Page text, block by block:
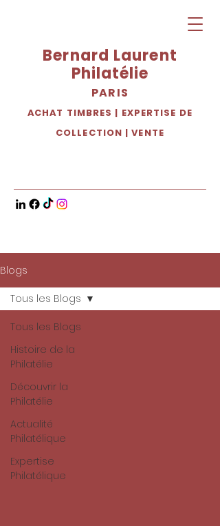
Bernard Laurent
Philatélie
PARIS
ACHAT TIMBRES | EXPERTISE DE
COLLECTION | VENTE
Blogs
Tous les Blogs
Histoire de la
Philatélie
Découvrir la
Philatélie
Actualité
Philatélique
Expertise
Philatélique
Tous les Blogs